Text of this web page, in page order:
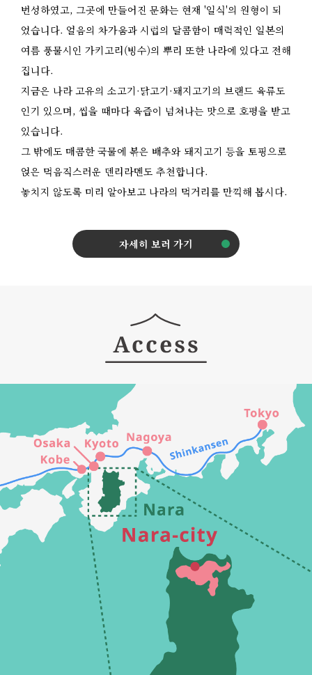
번성하였고, 그곳에 만들어진 문화는 현재 '일식'의 원형이 되
었습니다. 얼음의 차가움과 시럽의 달콤함이 매력적인 일본의
여름 풍물시인 가키고리(빙수)의 뿌리 또한 나라에 있다고 전해
집니다.
지금은 나라 고유의 소고기·닭고기·돼지고기의 브랜드 육류도
인기 있으며, 씹을 때마다 육즙이 넘쳐나는 맛으로 호평을 받고
있습니다.
그 밖에도 매콤한 국물에 볶은 배추와 돼지고기 등을 토핑으로
얹은 먹음직스러운 덴리라멘도 추천합니다.
놓치지 않도록 미리 알아보고 나라의 먹거리를 만끽해 봅시다.
자세히 보러 가기